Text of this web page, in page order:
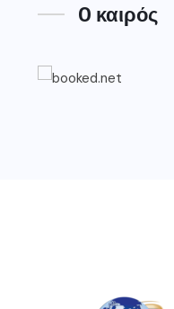
O καιρός